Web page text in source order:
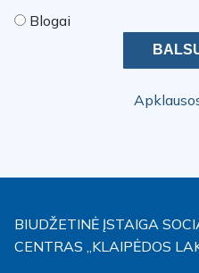
Blogai
BIUDŽETINĖ ĮSTAIGA
CENTRAS „KLAIPĖDOS